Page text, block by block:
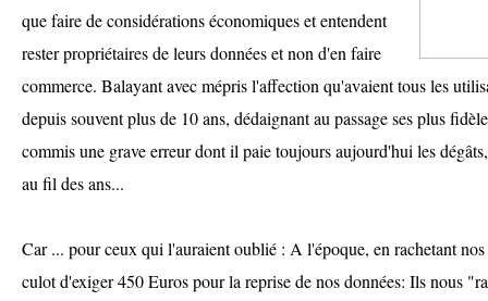
que faire de considérations économiques et entendent
rester propriétaires de leurs données et non d'en faire
commerce. Balayant avec mépris l'affection qu'avaient tous les
depuis souvent plus de 10 ans, dédaignant au passage ses plus
commis une grave erreur dont il paie toujours aujourd'hui les
au fil des ans...
Car ... pour ceux qui l'auraient oublié : A l'époque, en rachetant
culot d'exiger 450 Euros pour la reprise de nos données: Ils nous